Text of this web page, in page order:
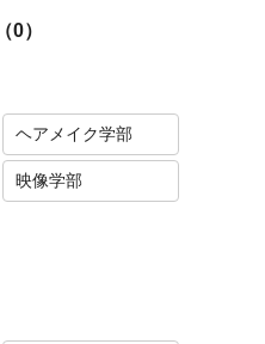
（0）
ヘアメイク学部
映像学部